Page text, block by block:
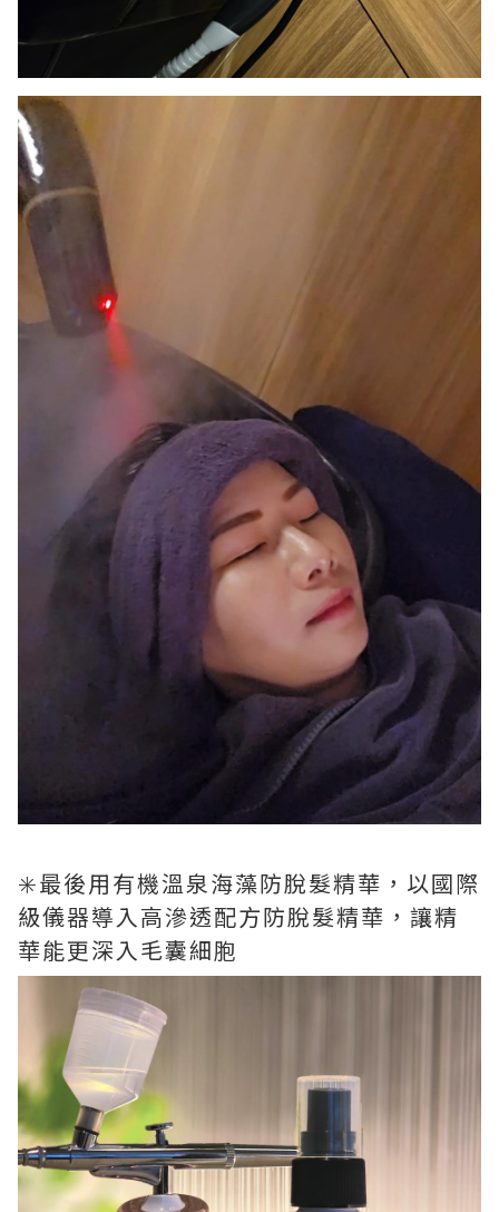
✳️最後用有機溫泉海藻防脫髮精華，以國際
級儀器導入高滲透配方防脫髮精華，讓精
華能更深入毛囊細胞